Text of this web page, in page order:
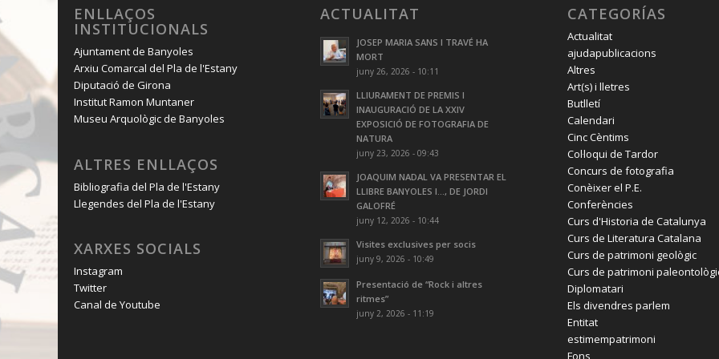
ENLLAÇOS
INSTITUCIONALS
Ajuntament de Banyoles
Arxiu Comarcal del Pla de l'Estany
Diputació de Girona
Institut Ramon Muntaner
Museu Arquològic de Banyoles
ALTRES ENLLAÇOS
Bibliografia del Pla de l'Estany
Llegendes del Pla de l'Estany
XARXES SOCIALS
Instagram
Twitter
Canal de Youtube
ACTUALITAT
JOSEP MARIA SANS I TRAVÉ HA
MORT
juny 26, 2026 - 10:11
LLIURAMENT DE PREMIS I
INAUGURACIÓ DE LA XXIV
EXPOSICIÓ DE FOTOGRAFIA DE
NATURA
juny 23, 2026 - 09:43
JOAQUIM NADAL VA PRESENTAR EL
LLIBRE BANYOLES I…, DE JORDI
GALOFRÉ
juny 12, 2026 - 10:44
Visites exclusives per socis
juny 9, 2026 - 10:49
Presentació de “Rock i altres
ritmes”
juny 2, 2026 - 11:19
CATEGORÍAS
Actualitat
ajudapublicacions
Altres
Art(s) i lletres
Butlletí
Calendari
Cinc Cèntims
Col·loqui de Tardor
Concurs de fotografia
Conèixer el P.E.
Conferències
Curs d'Historia de Catalunya
Curs de Literatura Catalana
Curs de patrimoni geològic
Curs de patrimoni
Diplomatari
Els divendres parlem
Entitat
estimempatrimoni